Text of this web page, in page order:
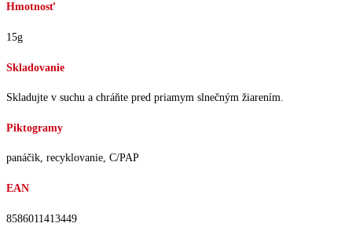
Hmotnosť
15g
Skladovanie
Skladujte v suchu a chráňte pred priamym slnečným žiarením.
Piktogramy
panáčik, recyklovanie, C/PAP
EAN
8586011413449